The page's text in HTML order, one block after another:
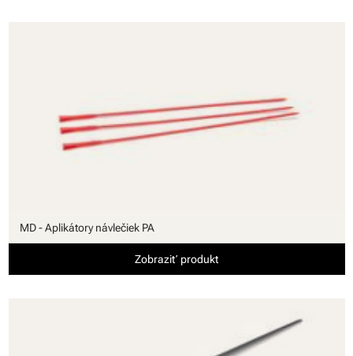
MD - Aplikátory návlečiek PA
Zobraziť produkt